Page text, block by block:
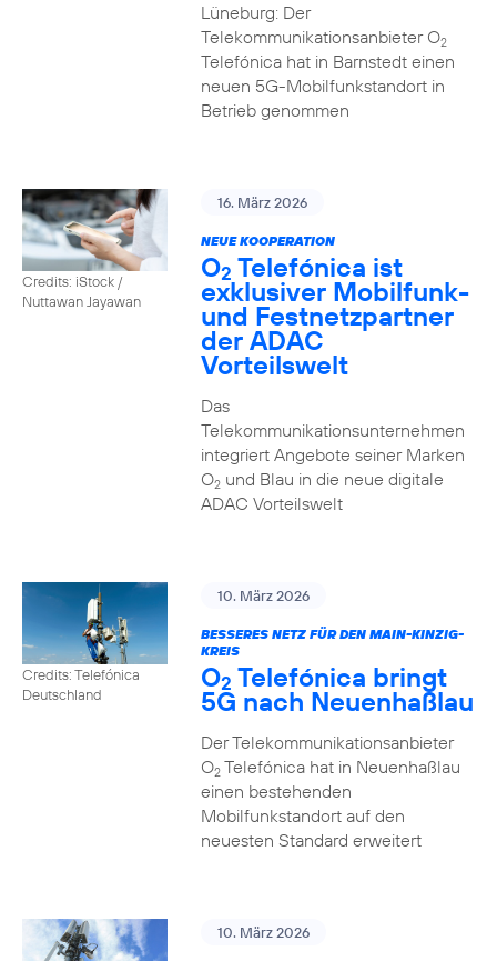
Lüneburg: Der
Telekommunikationsanbieter O2
Telefónica hat in Barnstedt einen
neuen 5G-Mobilfunkstandort in
Betrieb genommen
Credits: iStock /
Nuttawan Jayawan
16. März 2026
NEUE KOOPERATION
O2 Telefónica ist
exklusiver Mobilfunk-
und Festnetzpartner
der ADAC
Vorteilswelt
Das
Telekommunikationsunternehmen
integriert Angebote seiner Marken
O2und Blau in die neue digitale
ADAC Vorteilswelt
Credits: Telefónica
Deutschland
10. März 2026
BESSERES NETZ FÜR DEN MAIN-KINZIG-
KREIS
O2 Telefónica bringt
5G nach Neuenhaßlau
Der Telekommunikationsanbieter
O2Telefónica hat in Neuenhaßlau
einen bestehenden
Mobilfunkstandort auf den
neuesten Standard erweitert
10. März 2026